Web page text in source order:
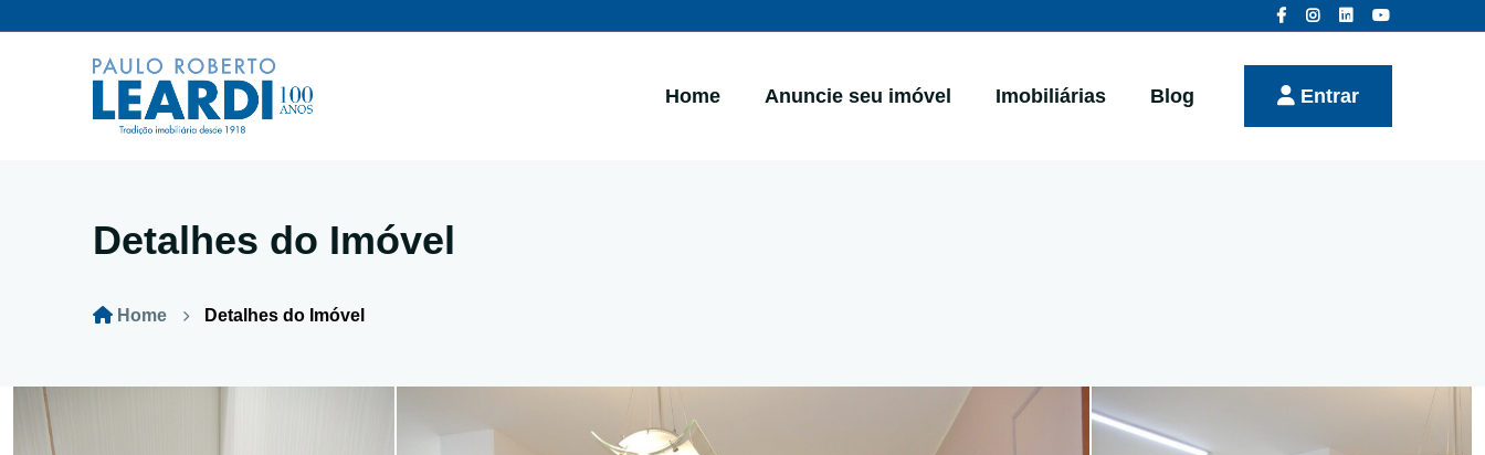
Home Anuncie seu imóvel Imobiliárias Blog Entrar
Detalhes do Imóvel
Home Detalhes do Imóvel